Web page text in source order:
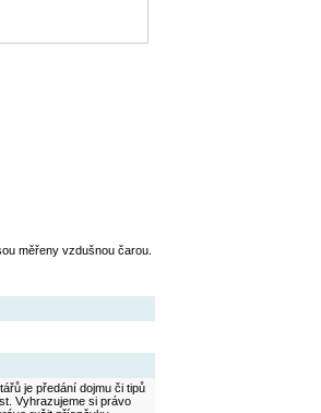
měřeny vzdušnou čarou.
je předání dojmu či tipů
Vyhrazujeme si právo